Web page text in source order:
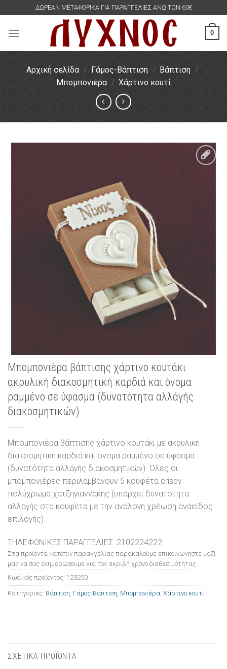
content
ΔΩΡΕΑΝ ΜΕΤΑΦΟΡΙΚΑ ΓΙΑ ΠΑΡΑΓΓΕΛΙΕΣ ΑΝΩ ΤΩΝ 60€
0
Αρχική σελίδα / Γάμος-Βάπτιση / Βάπτιση /
Μπομπονιέρα / Χάρτινο κουτί
Μπομπονιέρα βάπτισης χάρτινο κουτάκι
ακρυλική διακοσμητική καρδιά και όνομα
ραμμένο σε ύφασμα (δυνατότητα αλλάγής
διακοσμητικών)
Μπομπονιέρα βάπτισης χάρτινο κουτάκι με ακρυλική
διακοσμητική καρδιά και όνομα ραμμένο σε ύφασμα
(δυνατότητα αλλάγής διακοσμητικών). Όλες οι
μπομπονιέρες περιλαμβάνουν 5 κουφέτα crispy
πολύχρωμα χατζηγιαννάκης (υπάρχει δυνατότητα
αλλαγής στα κουφέτα με την ανάλογη χρέωση ανάείδος
επιλογής).
ΤΗΛΕΦΩΝΙΚΕΣ ΠΑΡΑΓΓΕΛΙΕΣ: 2102224222
Στα προϊόντα κατόπιν παραγγελίας παρακαλούμε επικοινωνήστε μαζί
μας να σας ενημερώσουμε για τον ακριβή χρόνο διαθεσιμότητας.
Κωδικός προϊόντος: 123250
Κατηγορίες: Βάπτιση Γάμος-Βάπτιση Μπομπονιέρα Χάρτινο κουτί
ΣΧΕΤΙΚΑ ΠΡΟΪΟΝΤΑ